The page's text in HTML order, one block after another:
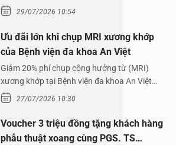
lên,…29/07/2026 10:54
Ưu đãi lớn khi chụp MRI xương khớp
của Bệnh viện đa khoa An Việt
Giảm 20% phí chụp cộng hưởng từ (MRI)
xương khớp tại Bệnh viện đa khoa An Việt
Bệnh viện đa…
27/07/2026 10:30
Voucher 3 triệu đồng tặng khách hàng
phẫu thuật xoang cùng PGS. TS